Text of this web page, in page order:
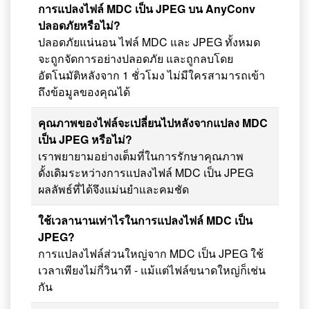
การแปลงไฟล์ MDC เป็น JPEG บน AnyConv
ปลอดภัยหรือไม่?
ปลอดภัยแน่นอน ไฟล์ MDC และ JPEG ทั้งหมด
จะถูกจัดการอย่างปลอดภัย และถูกลบโดย
อัตโนมัติหลังจาก 1 ชั่วโมง ไม่มีใครสามารถเข้า
ถึงข้อมูลของคุณได้
คุณภาพของไฟล์จะเปลี่ยนไปหลังจากแปลง MDC
เป็น JPEG หรือไม่?
เราพยายามอย่างเต็มที่ในการรักษาคุณภาพ
ดั้งเดิมระหว่างการแปลงไฟล์ MDC เป็น JPEG
ผลลัพธ์ที่ได้จึงแม่นยำและคมชัด
ใช้เวลานานเท่าไรในการแปลงไฟล์ MDC เป็น
JPEG?
การแปลงไฟล์ส่วนใหญ่จาก MDC เป็น JPEG ใช้
เวลาเพียงไม่กี่วินาที - แม้แต่ไฟล์ขนาดใหญ่ก็เช่น
กัน